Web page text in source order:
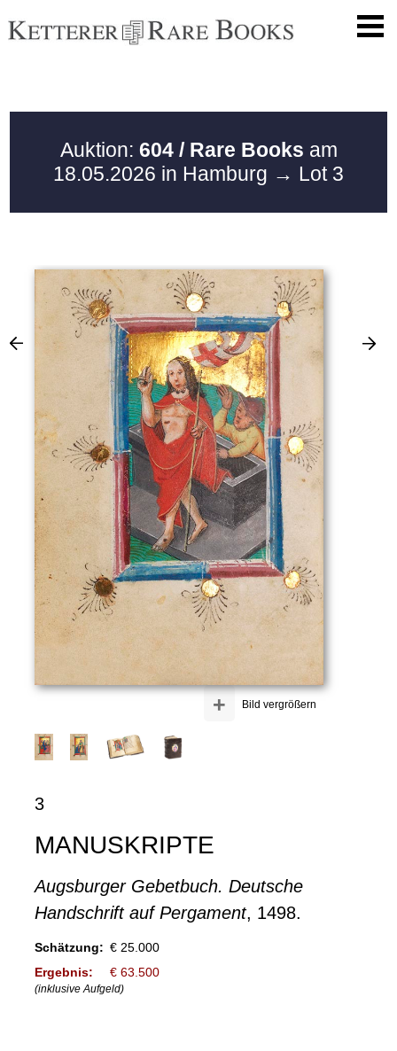
Auktion: 604 / Rare Books am
18.05.2026 in Hamburg → Lot 3
Bild vergrößern
+
3
MANUSKRIPTE
Augsburger Gebetbuch. Deutsche
Handschrift auf Pergament, 1498.
Schätzung: € 25.000
Ergebnis:
€ 63.500
(inklusive Aufgeld)